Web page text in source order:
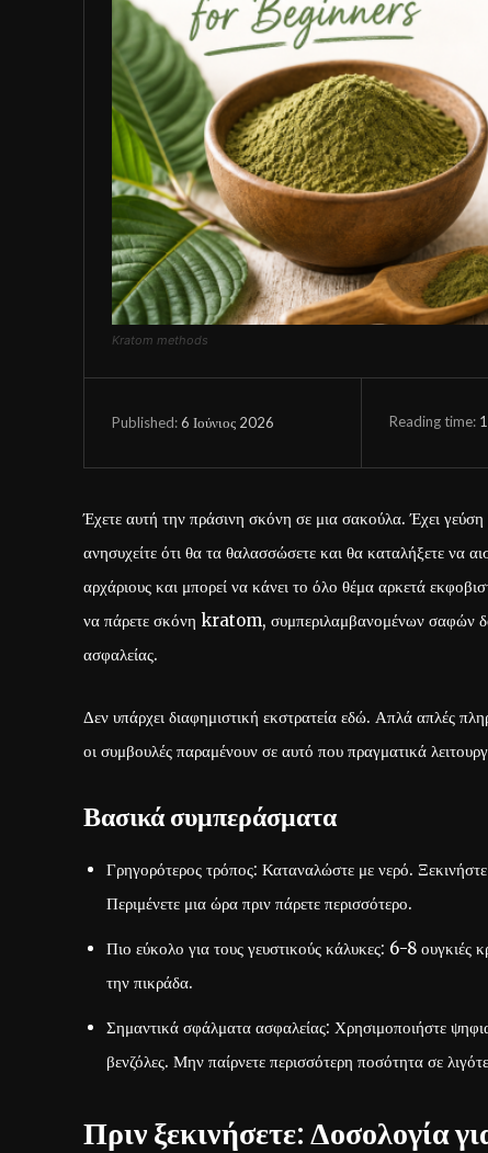
Kratom methods
Published:6 Ιούνιος 2026 Reading time:
Έχετε αυτή την πράσινη σκόνη σε μια σακούλα. Έχει
ανησυχείτε ότι θα τα θαλασσώσετε και θα καταλήξετε να
αρχάριους και μπορεί να κάνει το όλο θέμα αρκετά
να πάρετε σκόνη kratom, συμπεριλαμβανομένων σαφών
ασφαλείας.
Δεν υπάρχει διαφημιστική εκστρατεία εδώ. Απλά απλές
οι συμβουλές παραμένουν σε αυτό που πραγματικά
Βασικά συμπεράσματα
Γρηγορότερος τρόπος: Καταναλώστε με νερό.
Περιμένετε μια ώρα πριν πάρετε περισσότερο.
Πιο εύκολο για τους γευστικούς κάλυκες: 6-8 ουγκιές
την πικράδα.
Σημαντικά σφάλματα ασφαλείας: Χρησιμοποιήστε
βενζόλες. Μην παίρνετε περισσότερη ποσότητα σε
Πριν ξεκινήσετε: Δοσολογία